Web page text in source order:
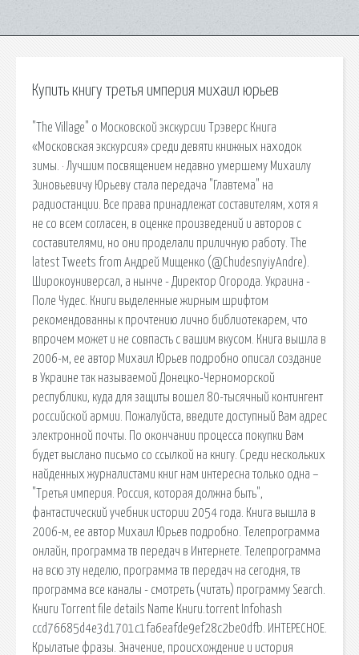
Купить книгу третья империя михаил юрьев
"The Village" о Московской экскурсии Трэверс Книга
«Московская экскурсия» среди девяти книжных находок
зимы. · Лучшим посвящением недавно умершему Михаилу
Зиновьевичу Юрьеву стала передача "Главтема" на
радиостанции. Все права принадлежат составителям, хотя я
не со всем согласен, в оценке произведений и авторов с
составителями, но они проделали приличную работу. The
latest Tweets from Андрей Мищенко (@ChudesnyiyAndre).
Широкоуниверсал, а нынче - Директор Огорода. Украина -
Поле Чудес. Книги выделенные жирным шрифтом
рекомендованны к прочтению лично библиотекарем, что
впрочем может и не совпасть с вашим вкусом. Книга вышла в
2006-м, ее автор Михаил Юрьев подробно описал создание
в Украине так называемой Донецко-Черноморской
республики, куда для защиты вошел 80-тысячный контингент
российской армии. Пожалуйста, введите доступный Вам адрес
электронной почты. По окончании процесса покупки Вам
будет выслано письмо со ссылкой на книгу. Среди нескольких
найденных журналистами книг нам интересна только одна –
"Третья империя. Россия, которая должна быть",
фантастический учебник истории 2054 года. Книга вышла в
2006-м, ее автор Михаил Юрьев подробно. Телепрограмма
онлайн, программа тв передач в Интернете. Телепрограмма
на всю эту неделю, программа тв передач на сегодня, тв
программа все каналы - смотреть (читать) программу Search.
Книги Torrent file details Name Книги.torrent Infohash
ccd76685d4e3d1701c1fa6eafde9ef28c2be0dfb. ИНТЕРЕСНОЕ.
Крылатые фразы. Значение, происхождение и история